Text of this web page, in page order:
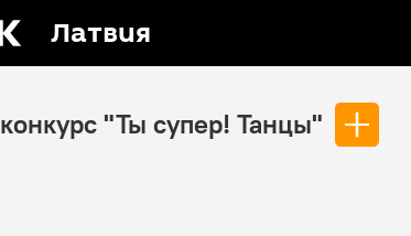
Латвия
конкурс "Ты супер! Танцы"